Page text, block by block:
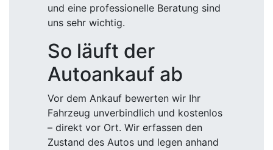
und eine professionelle Beratung sind
uns sehr wichtig.
So läuft der
Autoankauf ab
Vor dem Ankauf bewerten wir Ihr
Fahrzeug unverbindlich und kostenlos
– direkt vor Ort. Wir erfassen den
Zustand des Autos und legen anhand